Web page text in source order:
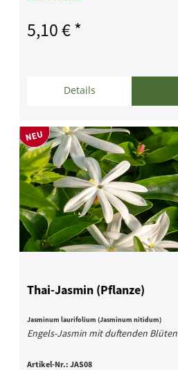
5,10 € *
Details
Thai-Jasmin (Pflanze)
Jasminum laurifolium (Jasminum nitidum)
Engels-Jasmin mit duftenden Blüten
Artikel-Nr.:JAS08